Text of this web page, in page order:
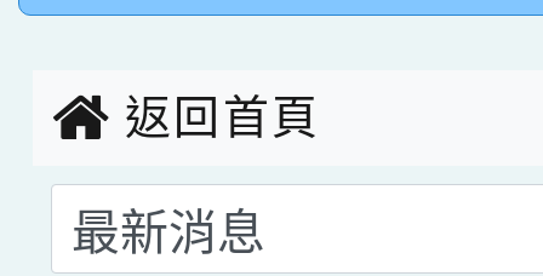
返回首頁
選擇後頁面內容會更